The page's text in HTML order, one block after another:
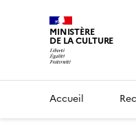
MINISTÈRE
DE LA CULTURE
Accueil